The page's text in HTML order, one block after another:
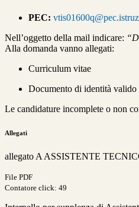
PEC:
Nell’oggetto della mail indicare:
Alla domanda vanno allegati:
Curriculum vitae
Documento di identità valido
Le candidature incomplete o non
Allegati
allegato A ASSISTENTE
File PDF
Contatore click: 49